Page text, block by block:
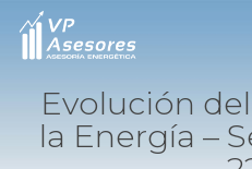
Evolución
la Energía –